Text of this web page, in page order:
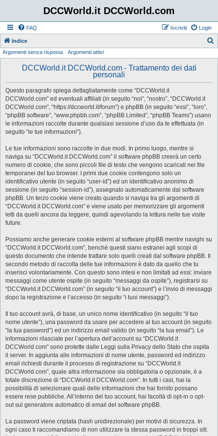
DCCWorld.it DCCWorld.com
FAQ Login
Iscriviti
Indice
Argomenti senza risposta Argomenti attivi
DCCWorld.it DCCWorld.com - Trattamento dei dati
personali
Questo paragrafo spiega dettagliatamente come “DCCWorld.it
DCCWorld.com” ed eventuali affiliati (in seguito “noi”, “nostro”, “DCCWorld.it
DCCWorld.com”, “https://dccworld.it/forum”) e phpBB (in seguito “essi”, “loro”,
“phpBB software”, “www.phpbb.com”, “phpBB Limited”, “phpBB Teams”) usano
le informazioni raccolte durante qualsiasi sessione d’uso da te effettuata (in
seguito “le tue informazioni”).
Le tue informazioni sono raccolte in due modi. In primo luogo, mentre si
naviga su “DCCWorld.it DCCWorld.com” il software phpBB creerà un certo
numero di cookie, che sono piccoli file di testo che vengono scaricati nei file
temporanei del tuo browser. I primi due cookie contengono solo un
identificativo utente (in seguito “user-id”) ed un identificativo anonimo di
sessione (in seguito “session-id”), assegnato automaticamente dal software
phpBB. Un terzo cookie viene creato quando si naviga tra gli argomenti di
“DCCWorld.it DCCWorld.com” e viene usato per memorizzare gli argomenti
letti da quelli ancora da leggere, quindi agevolando la lettura nelle tue visite
future.
Possiamo anche generare cookie esterni al software phpBB mentre navighi su
“DCCWorld.it DCCWorld.com”, benché questi siano estranei agli scopi di
questo documento che intende trattare solo quelli creati dal software phpBB. Il
secondo metodo di raccolta delle tue informazioni è dato da quello che tu
inserisci volontariamente. Con questo sono intesi e non limitati ad essi: inviare
messaggi come utente ospite (in seguito “messaggi da ospite”), registrarsi su
“DCCWorld.it DCCWorld.com” (in seguito “il tuo account”) e l’invio di messaggi
dopo la registrazione e l’accesso (in seguito “i tuoi messaggi”).
Il tuo account avrà, di base, un unico nome identificativo (in seguito “il tuo
nome utente”), una password da usare per accedere al tuo account (in seguito
“la tua password”) ed un indirizzo email valido (in seguito “la tua email”). Le
informazioni rilasciate per l’apertura dell’account su “DCCWorld.it
DCCWorld.com” sono protette dalle Leggi sulla Privacy dello Stato che ospita
il server. In aggiunta alle informazioni di nome utente, password ed indirizzo
email richiesti durante il processo di registrazione su “DCCWorld.it
DCCWorld.com”, quale altra informazione sia obbligatoria o opzionale, è a
totale discrezione di “DCCWorld.it DCCWorld.com”. In tutti i casi, hai la
possibilità di selezionare quali delle informazioni che hai fornito possano
essere rese pubbliche. All’interno del tuo account, hai facoltà di opt-in o opt-
out sul generatore automatico di email del software phpBB.
La password viene criptata (hash unidirezionale) per motivi di sicurezza. In
ogni caso ti raccomandiamo di non utilizzare la stessa password in troppi siti.